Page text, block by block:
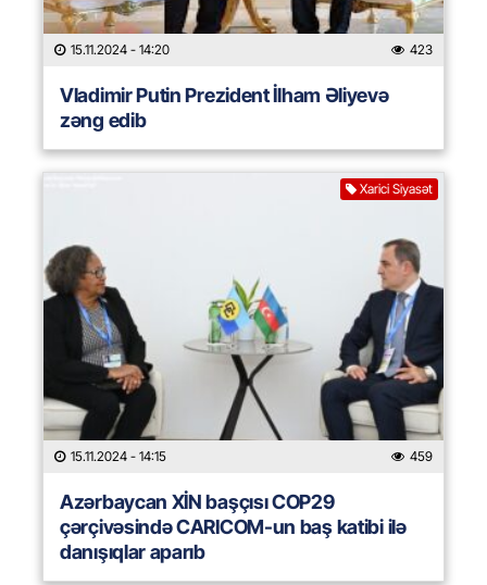
15.11.2024 - 14:20 423
Vladimir Putin Prezident İlham Əliyevə
zəng edib
Xarici Siyasət
15.11.2024 - 14:15 459
Azərbaycan XİN başçısı COP29
çərçivəsində CARICOM-un baş katibi ilə
danışıqlar aparıb